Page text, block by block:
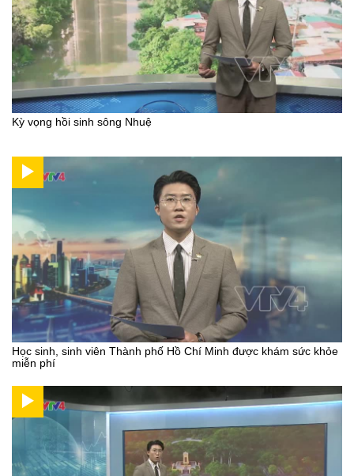
Kỳ vọng hồi sinh sông Nhuệ
Học sinh, sinh viên Thành phố Hồ Chí Minh được khám sức khỏe
miễn phí